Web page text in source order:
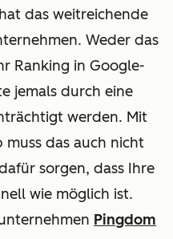
das weitreichende
Weder das
Ranking in Google-
jemals durch eine
werden. Mit
muss das auch nicht
sorgen, dass Ihre
wie möglich ist.
Pingdom